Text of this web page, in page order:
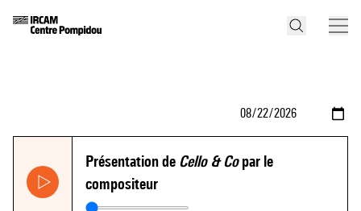
Présentation de Cello & Copar le
compositeur